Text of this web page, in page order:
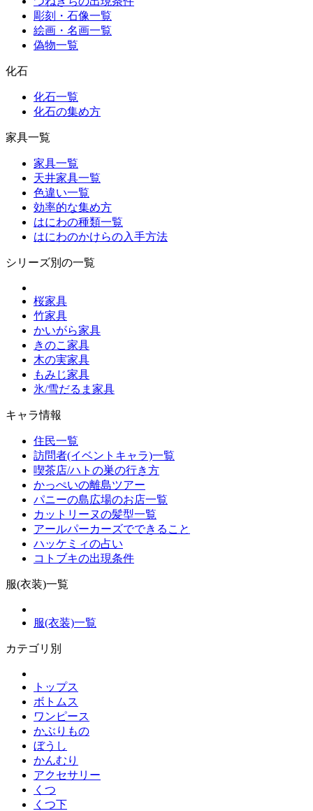
彫刻・石像一覧
絵画・名画一覧
偽物一覧
化石
化石一覧
化石の集め方
家具一覧
家具一覧
天井家具一覧
色違い一覧
効率的な集め方
はにわの種類一覧
はにわのかけらの入手方法
シリーズ別の一覧
桜家具
竹家具
かいがら家具
きのこ家具
木の実家具
もみじ家具
氷/雪だるま家具
キャラ情報
住民一覧
訪問者(イベントキャラ)一覧
喫茶店/ハトの巣の行き方
かっぺいの離島ツアー
パニーの島広場のお店一覧
カットリーヌの髪型一覧
アールパーカーズでできること
ハッケミィの占い
コトブキの出現条件
服(衣装)一覧
服(衣装)一覧
カテゴリ別
トップス
ボトムス
ワンピース
かぶりもの
ぼうし
かんむり
アクセサリー
くつ
くつ下